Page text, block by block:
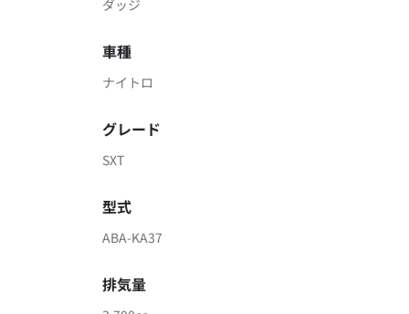
ダッジ
車種
ナイトロ
グレード
SXT
型式
ABA-KA37
排気量